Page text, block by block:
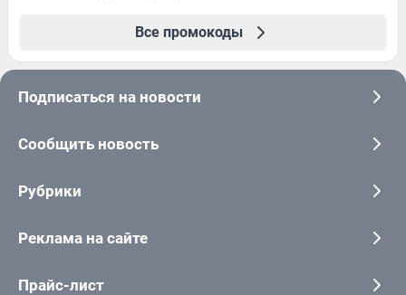
Все промокоды
Подписаться на новости
Сообщить новость
Рубрики
Реклама на сайте
Прайс-лист